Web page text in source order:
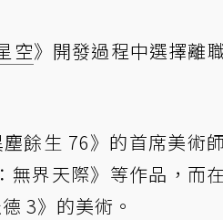
空》開發過程中選擇離
餘生 76》的首席美術
無界天際》等作品，而
3》的美術。